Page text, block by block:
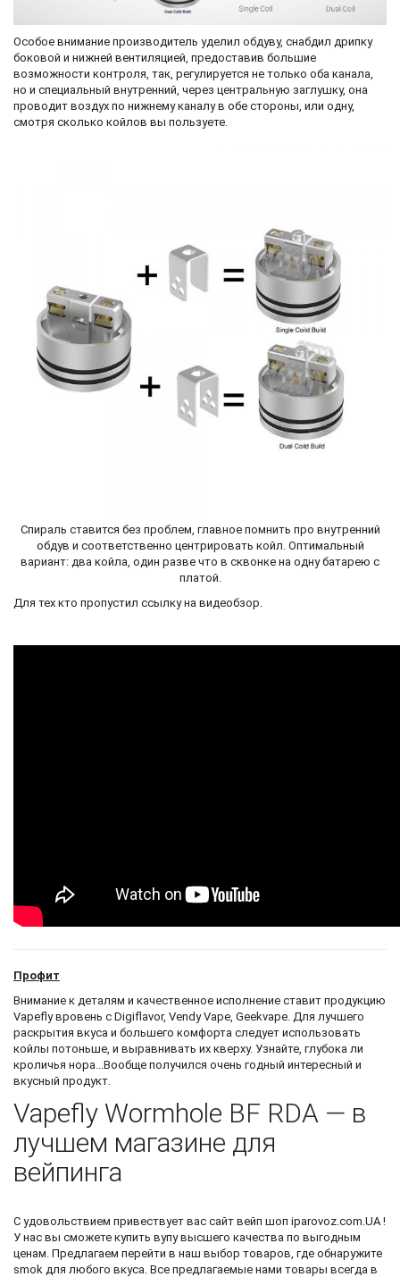
Особое внимание производитель уделил обдуву, снабдил дрипку
боковой и нижней вентиляцией, предоставив большие
возможности контроля, так, регулируется не только оба канала,
но и специальный внутренний, через центральную заглушку, она
проводит воздух по нижнему каналу в обе стороны, или одну,
смотря сколько койлов вы пользуете.
Спираль ставится без проблем, главное помнить про внутренний
обдув и соответственно центрировать койл. Оптимальный
вариант: два койла, один разве что в сквонке на одну батарею с
платой.
Для тех кто пропустил ссылку на видеобзор.
Профит
Внимание к деталям и качественное исполнение ставит продукцию
Vapefly вровень с Digiflavor, Vendy Vape, Geekvape. Для лучшего
раскрытия вкуса и большего комфорта следует использовать
койлы потоньше, и выравнивать их кверху. Узнайте, глубока ли
кроличья нора...Вообще получился очень годный интересный и
вкусный продукт.
Vapefly Wormhole BF RDA — в
лучшем магазине для
вейпинга
С удовольствием привествует вас сайт вейп шоп iparovoz.com.UA !
У нас вы сможете купить вупувысшего качества по выгодным
ценам. Предлагаем перейти в наш выбор товаров, где обнаружите
smok для любого вкуса. Все предлагаемые нами товары всегда в